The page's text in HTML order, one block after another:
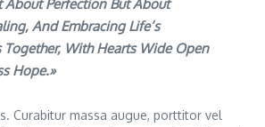
About Perfection But About
And Embracing Life’s
With Hearts Wide Open
Hope.»
Curabitur massa augue, porttitor vel